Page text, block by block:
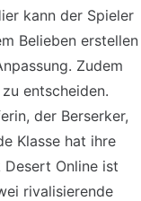
kann der Spieler
Belieben erstellen
Zudem
entscheiden.
der Berserker,
Klasse hat ihre
Online ist
rivalisierende